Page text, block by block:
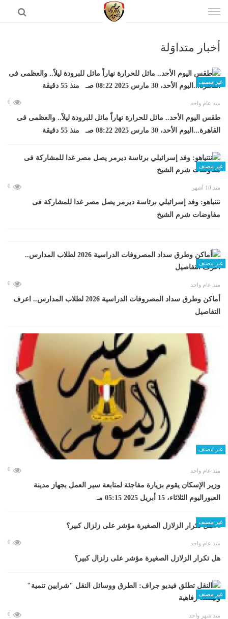
الى
أخبار متداوَلة
غير مصنف
منذ عام واحد 0
طقس اليوم الأحد.. مائل للحرارة نهاراً مائل للبرودة ليلاً.. والعظمى فى
القاهرة...اليوم الأحد، 30 مارس 2025 08:22 صـ منذ 55 دقيقة
غير مصنف
منذ 10 أشهر 0
نتنياهو: وفد إسرائيلي برئاسة ديرمر يصل مصر غدا للمشاركة فى
مفاوضات شرم الشيخ
غير مصنف
منذ عام واحد 0
أماكن وطرق سداد المصروفات الدراسية 2026 لطلاب المدارس.. اعرف
التفاصيل
غير مصنف
منذ عام واحد 0
وزير الإسكان يقوم بزيارة مفاجئة لمتابعة سير العمل بجهاز مدينة
العبوراليوم الثلاثاء، 15 أبريل 2025 05:15 مـ
غير مصنف
منذ عام واحد 0
هل تكرار الزلازل الصغيرة مؤشر على زلزال كبير؟
غير مصنف
منذ شهر واحد 0